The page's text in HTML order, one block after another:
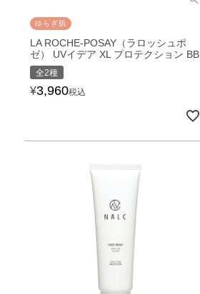
ゆらぎ肌
LA ROCHE-POSAY（ラロッシュポ
ゼ） UVイデア XL プロテクション BB
全2種
¥3,960税込